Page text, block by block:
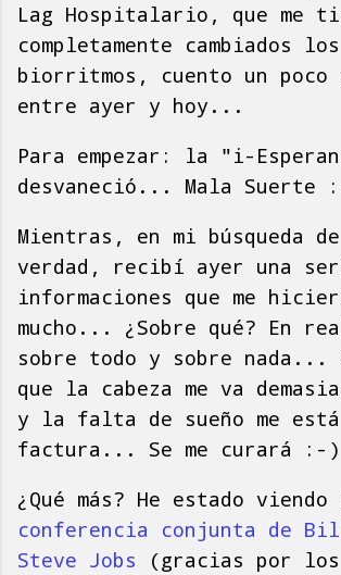
Lag Hospitalario, que me
completamente cambiados los
biorritmos, cuento un poco
entre ayer y hoy...
Para empezar: la "i-
desvaneció... Mala Suerte
Mientras, en mi búsqueda
verdad, recibí ayer una
informaciones que me
mucho... ¿Sobre qué? En
sobre todo y sobre nada...
que la cabeza me va
y la falta de sueño me está
factura... Se me curará :-)
¿Qué más? He estado
conferencia conjunta de
Steve Jobs (gracias por